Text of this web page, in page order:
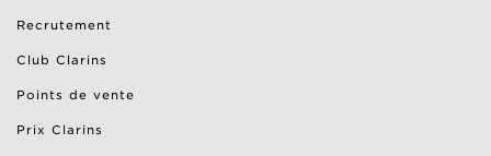
Recrutement
Club Clarins
Points de vente
Prix Clarins